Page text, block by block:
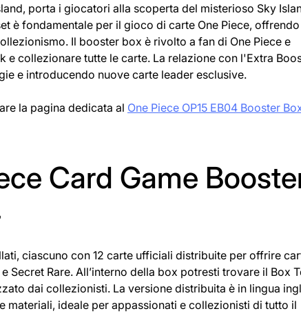
porta i giocatori alla scoperta del misterioso Sky
è fondamentale per il gioco di carte One Piece, offrendo
Il booster box è rivolto a fan di One Piece e
collezionare tutte le carte. La relazione con l'Extra
e introducendo nuove carte leader esclusive.
la pagina dedicata al One Piece OP15 EB04 Booster
Card Game
ciascuno con 12 carte ufficiali distribuite per offrire
Secret Rare. All’interno della box potresti trovare il Box
dai collezionisti. La versione distribuita è in lingua
materiali, ideale per appassionati e collezionisti di tutto il